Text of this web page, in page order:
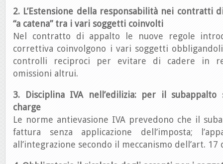
2. L’Estensione della responsabilità nei contratti
“a catena” tra i vari soggetti coinvolti
Nel contratto di appalto le nuove regole
correttiva coinvolgono i vari soggetti
controlli reciproci per evitare di cadere in
omissioni altrui.
3. Disciplina IVA nell’edilizia: per il
charge
Le norme antievasione IVA prevedono che il
fattura senza applicazione dell’imposta;
all’integrazione secondo il meccanismo dell’art. 17